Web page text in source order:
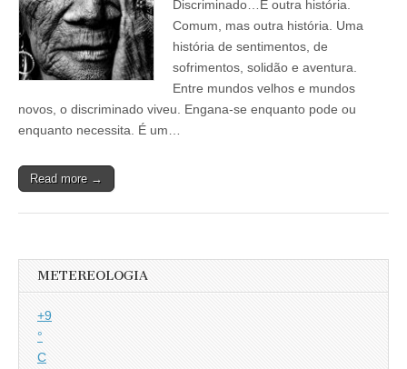
Discriminado…É outra história.
Comum, mas outra história. Uma
história de sentimentos, de
sofrimentos, solidão e aventura.
Entre mundos velhos e mundos
novos, o discriminado viveu. Engana-se enquanto pode ou
enquanto necessita. É um…
Read more →
METEREOLOGIA
+9
°
C